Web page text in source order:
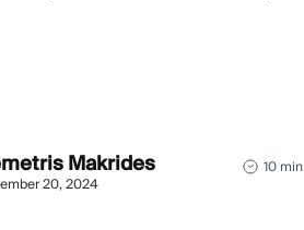
Makrides
20, 2024
10 min